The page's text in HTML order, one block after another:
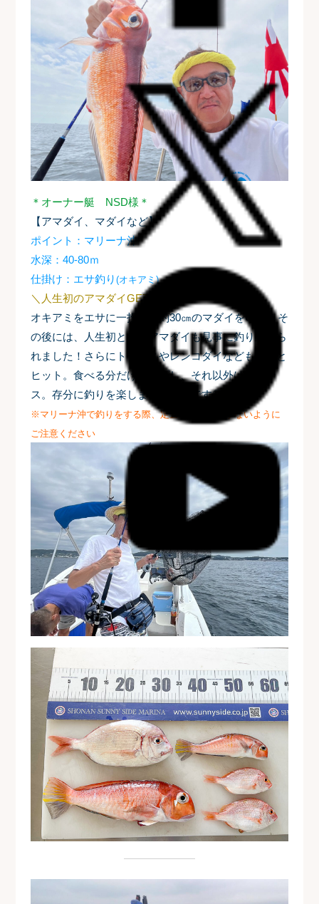
＊オーナー艇 NSD様＊
【アマダイ、マダイなど】
ポイント：マリーナ沖
水深：40-80ｍ
仕掛け：エサ釣り (オキアミ)
＼人生初のアマダイGET 🎊
オキアミをエサに一投目で約30㎝のマダイをGET！そ
の後には、人生初となるアマダイも見事に釣り上げら
れました！さらにトラギスやレンコダイなども次々と
ヒット。食べる分だけキープし、それ以外はリリー
ス。存分に釣りを楽しまれたそうです◎
※マリーナ沖で釣りをする際、定置網には近づかないように
ご注意ください